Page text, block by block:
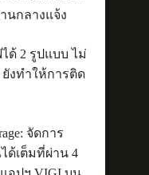
นกลางแจ้ง
ได้ 2 รูปแบบ ไม่
งทำให้การติด
จัดการ
ด้เต็มที่ผ่าน 4